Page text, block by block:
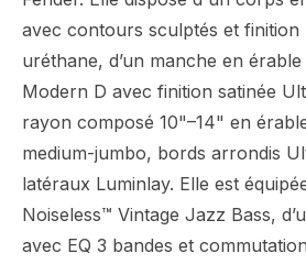
avec contours sculptés et finition
uréthane, d’un manche en
Modern D avec finition satinée
rayon composé 10"–14" en
medium-jumbo, bords arrondis
latéraux Luminlay. Elle est
Noiseless™ Vintage Jazz Bass,
avec EQ 3 bandes et